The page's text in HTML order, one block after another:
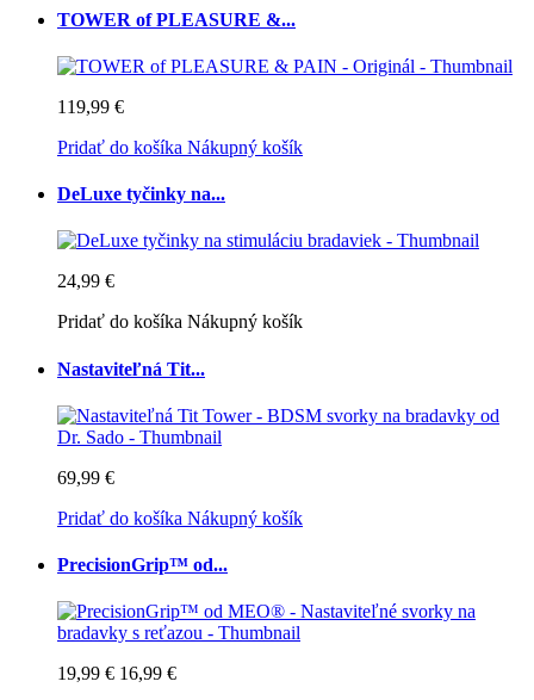
TOWER of PLEASURE &...
119,99 €
Pridať do košíka Nákupný košík
DeLuxe tyčinky na...
24,99 €
Pridať do košíka Nákupný košík
Nastaviteľná Tit...
69,99 €
Pridať do košíka Nákupný košík
PrecisionGrip™ od...
19,99 € 16,99 €